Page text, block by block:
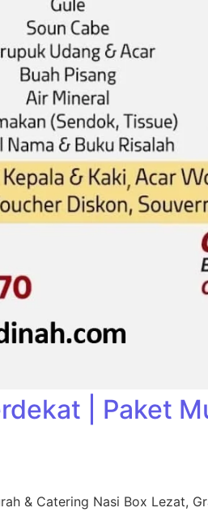
| Paket
& Catering Nasi Box Lezat,